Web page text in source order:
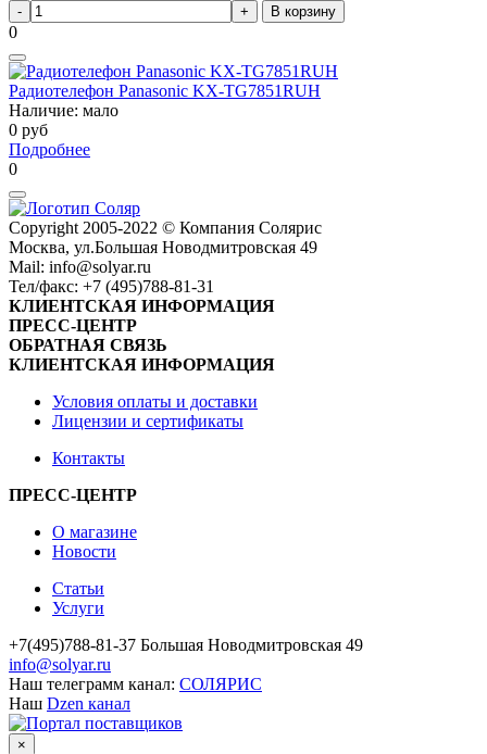
В корзину
0
Радиотелефон Panasonic KX-TG7851RUH
Наличие: мало
0 руб
Подробнее
0
Сopyright 2005-2022 © Компания Солярис
Москва, ул.Большая Новодмитровская 49
Mail: info@solyar.ru
Тел/факс: +7 (495)788-81-31
КЛИЕНТСКАЯ ИНФОРМАЦИЯ
ПРЕСС-ЦЕНТР
ОБРАТНАЯ СВЯЗЬ
КЛИЕНТСКАЯ ИНФОРМАЦИЯ
Условия оплаты и доставки
Лицензии и сертификаты
Контакты
ПРЕСС-ЦЕНТР
О магазине
Новости
Статьи
Услуги
+7(495)788-81-37 Большая Новодмитровская 49
info@solyar.ru
Наш телеграмм канал: СОЛЯРИС
Наш Dzen канал
×